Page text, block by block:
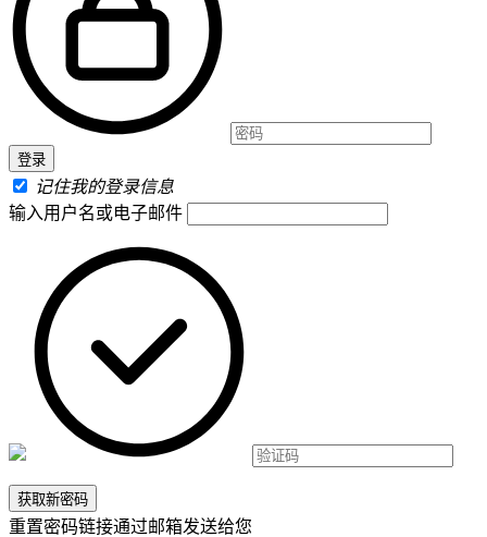
记住我的登录信息
输入用户名或电子邮件
重置密码链接通过邮箱发送给您